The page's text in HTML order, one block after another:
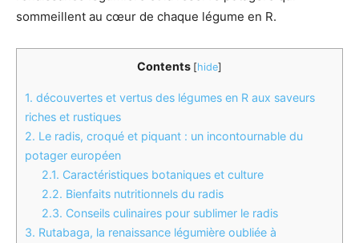
sommeillent au cœur de chaque légume en R.
Contents [hide]
1. découvertes et vertus des légumes en R aux saveurs
riches et rustiques
2. Le radis, croqué et piquant : un incontournable du
potager européen
2.1. Caractéristiques botaniques et culture
2.2. Bienfaits nutritionnels du radis
2.3. Conseils culinaires pour sublimer le radis
3. Rutabaga, la renaissance légumière oubliée à